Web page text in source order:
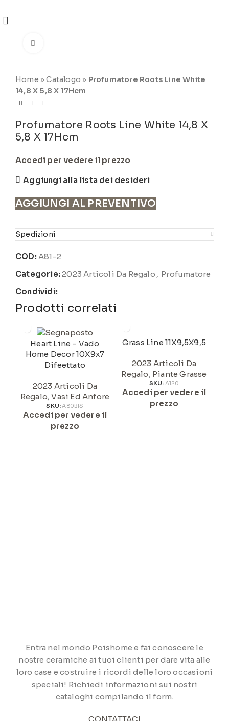
Home »Catalogo » Profumatore Roots Line White
14,8 X 5,8 X 17Hcm
Profumatore Roots Line White 14,8 X
5,8 X 17Hcm
Accedi per vedere il prezzo
Aggiungi alla lista dei desideri
AGGIUNGI AL PREVENTIVO
Spedizioni
COD: A81-2
Categorie: 2023 Articoli Da Regalo , Profumatore
Condividi:
Prodotti correlati
Heart Line – Vado
Home Decor 10X9x7
Difeettato
2023 Articoli Da
Regalo,Vasi Ed Anfore
SKU: A80BIS
Accedi per vedere il
prezzo
Grass Line 11X9,5X9,5
2023 Articoli Da
Regalo, Piante Grasse
SKU: A120
Accedi per vedere il
prezzo
Entra nel mondo Poishome e fai conoscere le
nostre ceramiche ai tuoi clienti per dare vita alle
loro case e costruire i ricordi delle loro occasioni
speciali! Richiedi informazioni sui nostri
cataloghi compilando il form.
CONTATTACI